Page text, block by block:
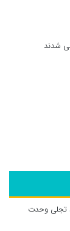
شدند
تجلی وحدت